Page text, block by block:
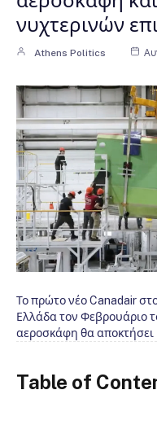
νυχτερινών
Athens Politics
Το πρώτο νέο Canadair
Ελλάδα τον Φεβρουάριο
αεροσκάφη θα
Table of